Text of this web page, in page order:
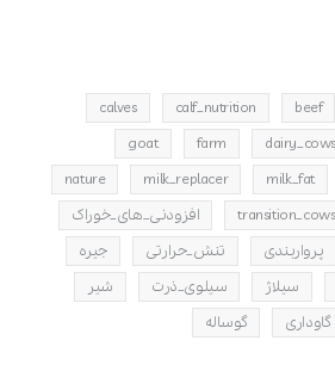
beef
calf_nutrition
calves
dairy_cows
farm
goat
milk_fat
milk_replacer
nature
transition_cows
افزودنی_های_خوراک
پرواربندی تنش_حرارتی
جیره
سیلاژ سیلوی_ذرت
شیر
گاوداری گوساله